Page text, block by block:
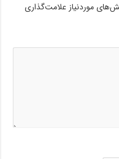
موردنیاز علامت‌گذاری